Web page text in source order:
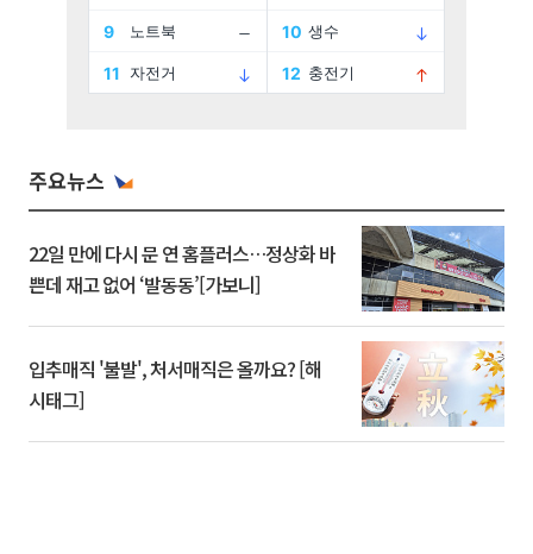
주요뉴스
22일 만에 다시 문 연 홈플러스…정상화 바
쁜데 재고 없어 ‘발동동’[가보니]
입추매직 '불발', 처서매직은 올까요? [해
시태그]